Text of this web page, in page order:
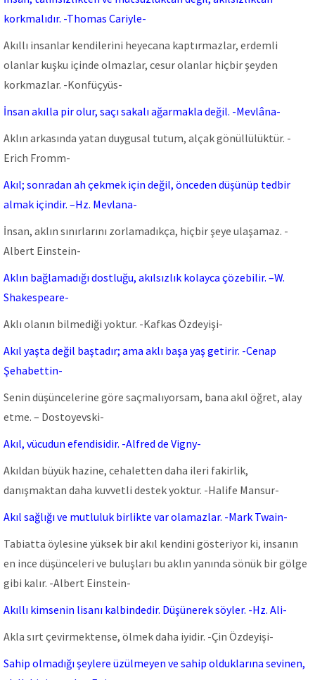
korkmalıdır. -Thomas Cariyle-
Akıllı insanlar kendilerini heyecana kaptırmazlar, erdemli
olanlar kuşku içinde olmazlar, cesur olanlar hiçbir şeyden
korkmazlar. -Konfüçyüs-
İnsan akılla pir olur, saçı sakalı ağarmakla değil. -Mevlâna-
Aklın arkasında yatan duygusal tutum, alçak gönüllülüktür. -
Erich Fromm-
Akıl; sonradan ah çekmek için değil, önceden düşünüp tedbir
almak içindir. –Hz. Mevlana-
İnsan, aklın sınırlarını zorlamadıkça, hiçbir şeye ulaşamaz. -
Albert Einstein-
Aklın bağlamadığı dostluğu, akılsızlık kolayca çözebilir. –W.
Shakespeare-
Aklı olanın bilmediği yoktur. -Kafkas Özdeyişi-
Akıl yaşta değil baştadır; ama aklı başa yaş getirir. -Cenap
Şehabettin-
Senin düşüncelerine göre saçmalıyorsam, bana akıl öğret, alay
etme. – Dostoyevski-
Akıl, vücudun efendisidir. -Alfred de Vigny-
Akıldan büyük hazine, cehaletten daha ileri fakirlik,
danışmaktan daha kuvvetli destek yoktur. -Halife Mansur-
Akıl sağlığı ve mutluluk birlikte var olamazlar. -Mark Twain-
Tabiatta öylesine yüksek bir akıl kendini gösteriyor ki, insanın
en ince düşünceleri ve buluşları bu aklın yanında sönük bir gölge
gibi kalır. -Albert Einstein-
Akıllı kimsenin lisanı kalbindedir. Düşünerek söyler. -Hz. Ali-
Akla sırt çevirmektense, ölmek daha iyidir. -Çin Özdeyişi-
Sahip olmadığı şeylere üzülmeyen ve sahip olduklarına sevinen,